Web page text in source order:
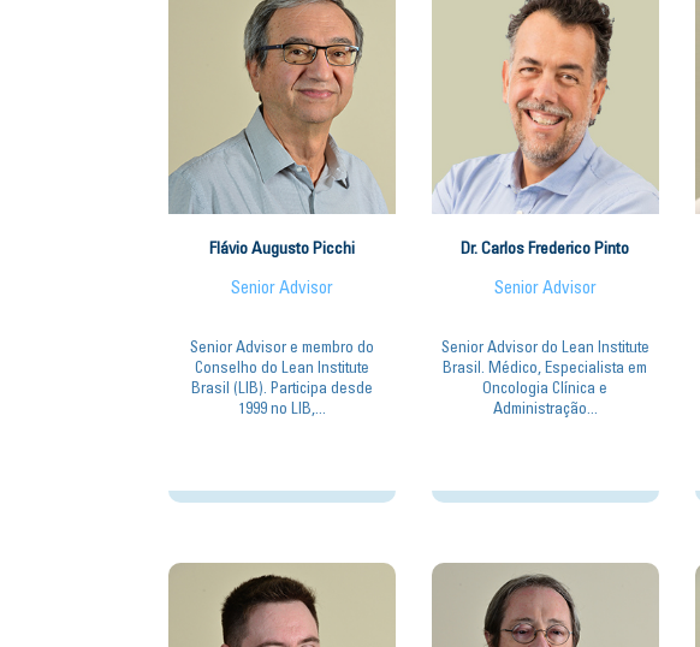
Flávio Augusto Picchi
Senior Advisor
Senior Advisor e membro do
Conselho do Lean Institute
Brasil (LIB). Participa desde
1999 no LIB,...
Dr. Carlos Frederico Pinto
Senior Advisor
Senior Advisor do Lean Institute
Brasil. Médico, Especialista em
Oncologia Clínica e
Administração...